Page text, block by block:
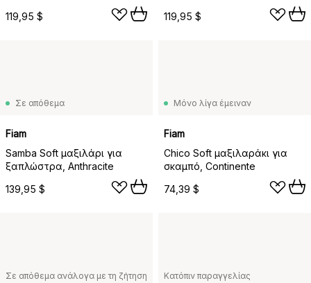
119,95 $
119,95 $
Σε απόθεμα
Fiam
Samba Soft μαξιλάρι για
ξαπλώστρα, Anthracite
139,95 $
Μόνο λίγα έμειναν
Fiam
Chico Soft μαξιλαράκι για
σκαμπό, Continente
74,39 $
Σε απόθεμα ανάλογα με τη ζήτηση Κατόπιν παραγγελίας